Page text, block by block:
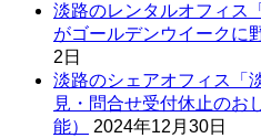
淡路のレンタルオフィス
がゴールデンウイークに
2日
淡路のシェアオフィス「
見・問合せ受付休止のお
能）
2024年12月30日